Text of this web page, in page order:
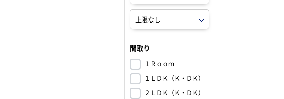
間取り
１Ｒｏｏｍ
１ＬＤＫ（Ｋ・ＤＫ）
２ＬＤＫ（Ｋ・ＤＫ）